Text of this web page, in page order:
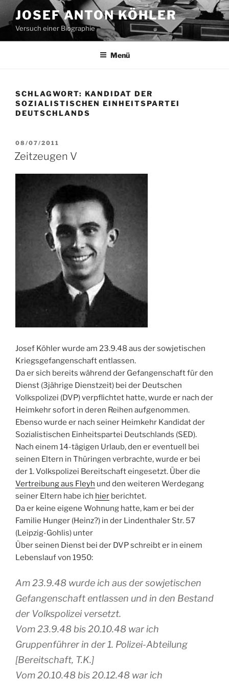
Inhalt
springen
JOSEF ANTON KÖHLER
Versuch einer Biographie
Menü
SCHLAGWORT: KANDIDAT DER
SOZIALISTISCHEN EINHEITSPARTEI
DEUTSCHLANDS
VERÖFFENTLICHT
AM
08/07/2011
Zeitzeugen V
Josef Köhler wurde am 23.9.48 aus der sowjetischen
Kriegsgefangenschaft entlassen.
Da er sich bereits während der Gefangenschaft für den
Dienst (3jährige Dienstzeit) bei der Deutschen
Volkspolizei (DVP) verpflichtet hatte, wurde er nach der
Heimkehr sofort in deren Reihen aufgenommen.
Ebenso wurde er nach seiner Heimkehr Kandidat der
Sozialistischen Einheitspartei Deutschlands (SED).
Nach einem 14-tägigen Urlaub, den er eventuell bei
seinen Eltern in Thüringen verbrachte, wurde er bei
der 1. Volkspolizei Bereitschaft eingesetzt. Über die
Vertreibung aus Fleyh und den weiteren Werdegang
seiner Eltern habe ich hier berichtet.
Da er keine eigene Wohnung hatte, kam er bei der
Familie Hunger (Heinz?) in der Lindenthaler Str. 57
(Leipzig-Gohlis) unter
Über seinen Dienst bei der DVP schreibt er in einem
Lebenslauf von 1950:
Am 23.9.48 wurde ich aus der sowjetischen
Gefangenschaft entlassen und in den Bestand
der Volkspolizei versetzt.
Vom 23.9.48 bis 20.10.48 war ich
Gruppenführer in der 1. Polizei-Abteilung
[Bereitschaft, T.K.]
Vom 20.10.48 bis 20.12.48 war ich